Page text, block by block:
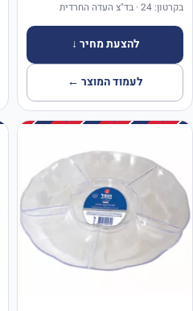
בקרטון: 24 · בד"צ העדה החרדית
להצעת מחיר ↓
לעמוד המוצר ←